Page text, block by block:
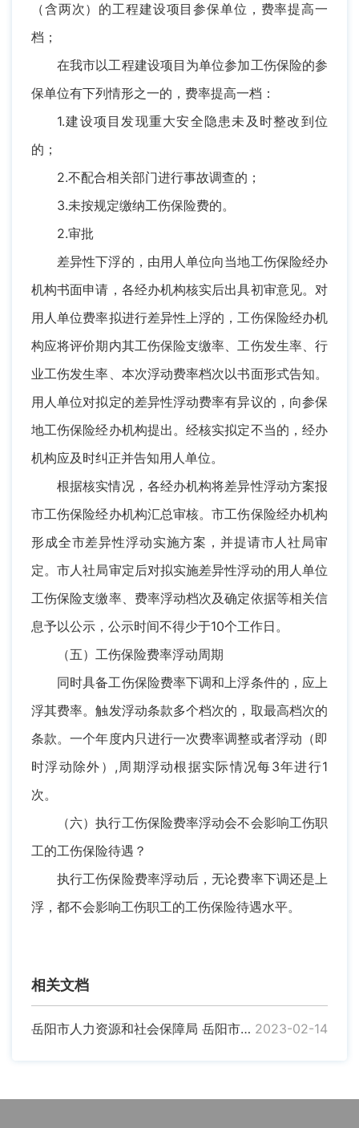
（含两次）的工程建设项目参保单位，费率提高一
档；
在我市以工程建设项目为单位参加工伤保险的参
保单位有下列情形之一的，费率提高一档：
1.建设项目发现重大安全隐患未及时整改到位
的；
2.不配合相关部门进行事故调查的；
3.未按规定缴纳工伤保险费的。
2.审批
差异性下浮的，由用人单位向当地工伤保险经办
机构书面申请，各经办机构核实后出具初审意见。对
用人单位费率拟进行差异性上浮的，工伤保险经办机
构应将评价期内其工伤保险支缴率、工伤发生率、行
业工伤发生率、本次浮动费率档次以书面形式告知。
用人单位对拟定的差异性浮动费率有异议的，向参保
地工伤保险经办机构提出。经核实拟定不当的，经办
机构应及时纠正并告知用人单位。
根据核实情况，各经办机构将差异性浮动方案报
市工伤保险经办机构汇总审核。市工伤保险经办机构
形成全市差异性浮动实施方案，并提请市人社局审
定。市人社局审定后对拟实施差异性浮动的用人单位
工伤保险支缴率、费率浮动档次及确定依据等相关信
息予以公示，公示时间不得少于10个工作日。
（五）工伤保险费率浮动周期
同时具备工伤保险费率下调和上浮条件的，应上
浮其费率。触发浮动条款多个档次的，取最高档次的
条款。一个年度内只进行一次费率调整或者浮动（即
时浮动除外）,周期浮动根据实际情况每3年进行1
次。
（六）执行工伤保险费率浮动会不会影响工伤职
工的工伤保险待遇？
执行工伤保险费率浮动后，无论费率下调还是上
浮，都不会影响工伤职工的工伤保险待遇水平。
相关文档
岳阳市人力资源和社会保障局 岳阳市财政局关于印发《岳阳市工伤保险费率浮动 实施细则》的通知 2023-02-14